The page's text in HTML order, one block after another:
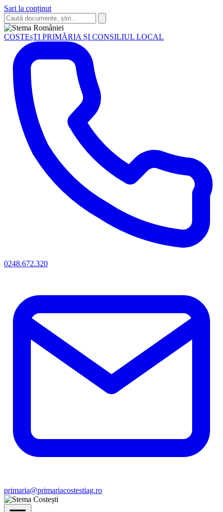
Sari la conținut
Caută
în
site
Caută
COSTEșTI PRIMĂRIA ȘI CONSILIUL LOCAL
0248.672.320
primaria@primariacostestiag.ro